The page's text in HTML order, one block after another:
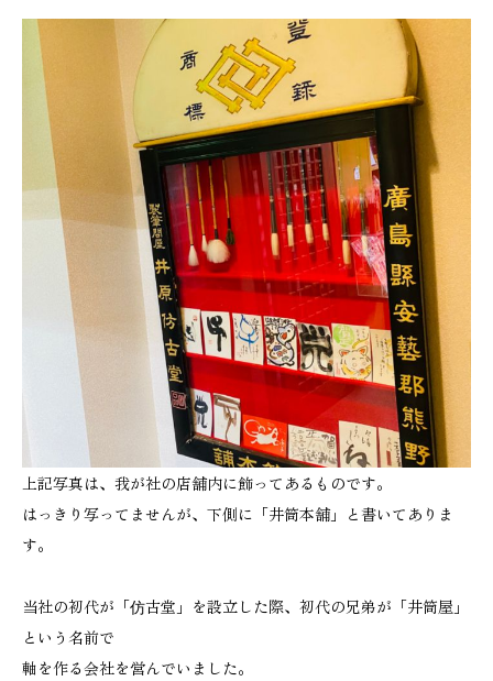
上記写真は、我が社の店舗内に飾ってあるものです。
はっきり写ってませんが、下側に「井筒本舗」と書いてありま
す。
当社の初代が「仿古堂」を設立した際、初代の兄弟が「井筒屋」
という名前で
軸を作る会社を営んでいました。